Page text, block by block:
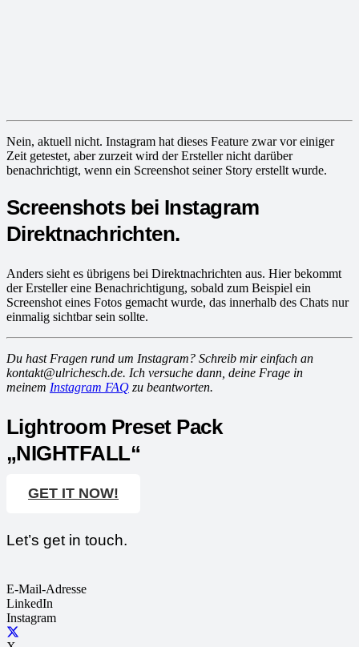
Nein, aktuell nicht. Instagram hat dieses Feature zwar vor einiger
Zeit getestet, aber zurzeit wird der Ersteller nicht darüber
benachrichtigt, wenn ein Screenshot seiner Story erstellt wurde.
Screenshots bei Instagram
Direktnachrichten.
Anders sieht es übrigens bei Direktnachrichten aus. Hier bekommt
der Ersteller eine Benachrichtigung, sobald zum Beispiel ein
Screenshot eines Fotos gemacht wurde, das innerhalb des Chats nur
einmalig sichtbar sein sollte.
Du hast Fragen rund um Instagram? Schreib mir einfach an
kontakt@ulrichesch.de. Ich versuche dann, deine Frage in
meinem Instagram FAQ zu beantworten.
Lightroom Preset Pack
„NIGHTFALL“
GET IT NOW!
Let’s get in touch.
E-Mail-Adresse
LinkedIn
Instagram